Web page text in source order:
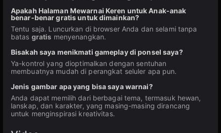
Apakah Halaman Mewarnai Keren untuk Anak-anak
benar-benar gratis untuk dimainkan?
Tentu saja. Luncurkan di browser Anda dan selami tanpa
batas gratis menyenangkan.
Bisakah saya menikmati gameplay di ponsel saya?
Ya-kontrol yang dioptimalkan dengan sentuhan
membuatnya mudah di perangkat seluler apa pun.
Jenis gambar apa yang bisa saya warnai?
Anda dapat memilih dari berbagai tema, termasuk hewan,
lanskap, dan karakter, yang masing-masing dirancang
untuk menginspirasi kreativitas.